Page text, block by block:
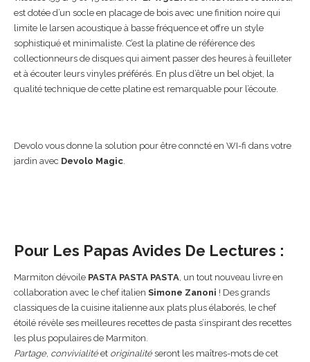
est dotée d’un socle en placage de bois avec une finition noire qui
limite le larsen acoustique à basse fréquence et offre un style
sophistiqué et minimaliste. C’est la platine de référence des
collectionneurs de disques qui aiment passer des heures à feuilleter
et à écouter leurs vinyles préférés. En plus d’être un bel objet, la
qualité technique de cette platine est remarquable pour l’écoute.
Devolo vous donne la solution pour être conncté en WI-fi dans votre
jardin avec Devolo Magic
Pour Les Papas Avides De Lectures :
Marmiton dévoile PASTA PASTA PASTA , un tout nouveau livre en
collaboration avec le chef italien Simone Zanoni ! Des grands
classiques de la cuisine italienne aux plats plus élaborés, le chef
étoilé révèle ses meilleures recettes de pasta s’inspirant des recettes
Partage, convivialitéet originalitéseront les maîtres-mots de cet